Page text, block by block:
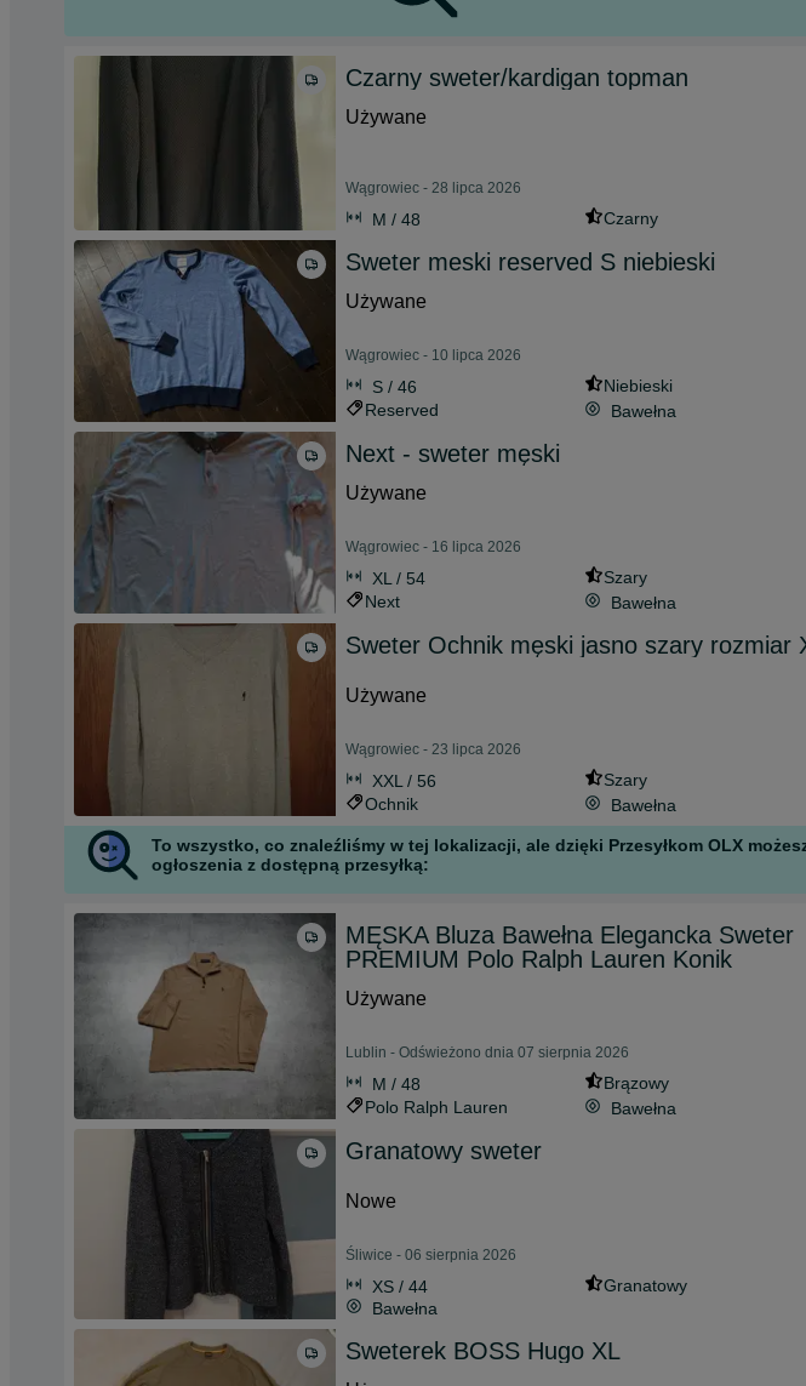
Czarny sweter/kardigan topman
Używane
Wągrowiec - 28 lipca 2026
M / 48 Czarny
Sweter meski reserved S niebieski
Używane
Wągrowiec - 10 lipca 2026
S / 46
Niebieski
Reserved
Bawełna
Next - sweter męski
Używane
Wągrowiec - 16 lipca 2026
XL / 54
Szary
Next
Bawełna
Sweter Ochnik męski jasno szary rozmiar
Używane
Wągrowiec - 23 lipca 2026
XXL / 56
Szary
Ochnik
Bawełna
To wszystko, co znaleźliśmy w tej lokalizacji, ale dzięki Przesyłkom OLX
ogłoszenia z dostępną przesyłką:
MĘSKA Bluza Bawełna Elegancka Sweter
PREMIUM Polo Ralph Lauren Konik
Używane
Lublin - Odświeżono dnia 07 sierpnia 2026
M / 48
Brązowy
Polo Ralph Lauren
Bawełna
Granatowy sweter
Nowe
Śliwice - 06 sierpnia 2026
XS / 44
Granatowy
Bawełna
Sweterek BOSS Hugo XL